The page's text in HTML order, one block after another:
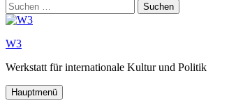
Suchen
nach:
W3
Werkstatt für internationale Kultur und Politik
Hauptmenü